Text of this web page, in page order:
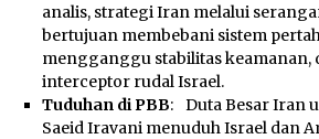
analis, strategi Iran melalui
bertujuan membebani sistem
mengganggu stabilitas keamanan,
interceptor rudal Israel.
Tuduhan di PBB: Duta Besar Iran
Saeid Iravani menuduh Israel dan